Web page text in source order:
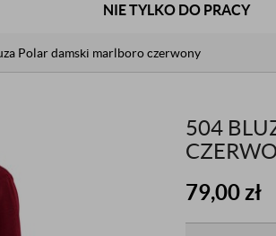
NIE TYLKO DO PRACY
Polar damski marlboro czerwony
504
79,00zł